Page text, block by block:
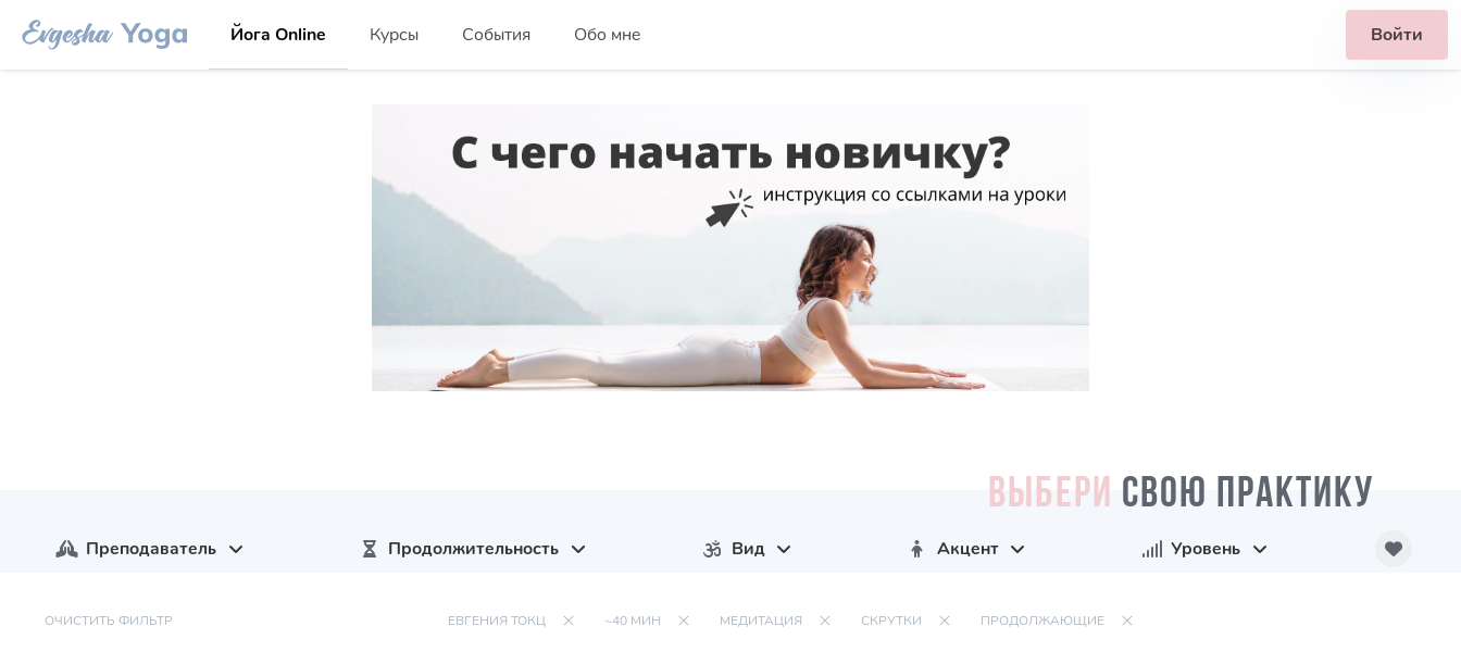
Йога Online Курсы События Обо мне Войти
ВЫБЕРИ СВОЮ ПРАКТИКУ
Преподаватель Продолжительность Вид Акцент Уровень
ОЧИСТИТЬ ФИЛЬТР ЕВГЕНИЯ ТОКЦ ~40 МИН МЕДИТАЦИЯ СКРУТКИ ПРОДОЛЖАЮЩИЕ